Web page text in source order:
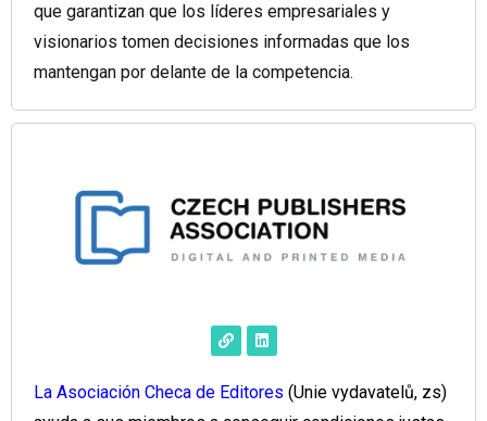
que garantizan que los líderes empresariales y
visionarios tomen decisiones informadas que los
mantengan por delante de la competencia.
La Asociación Checa de Editores (Unie vydavatelů, zs)